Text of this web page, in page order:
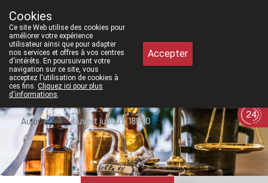
Aujourd'hui ouvert jusqu'à 18h30
Cookies
Ce site Web utilise des cookies pour
améliorer votre expérience
utilisateur ainsi que pour adapter
nos services et offres à vos centres
d'intérêts. En poursuivant votre
navigation sur ce site, vous
acceptez l'utilisation de cookies à
ces fins. Cliquez ici pour plus
d'informations.
Accepter